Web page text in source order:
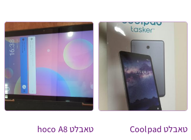
טאבלט Coolpad טאבלט hoco A8